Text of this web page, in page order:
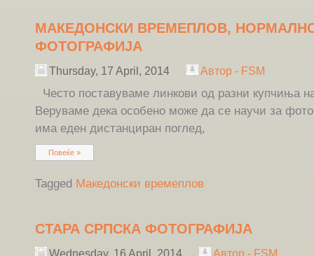
МАКЕДОНСКИ ВРЕМЕПЛОВ,
ФОТОГРАФИЈА
Thursday, 17 April, 2014 Автор - FSM
Често поставуваме линкови од разни купчиња
Веруваме дека особено може да се научи за
има еден дистанциран поглед,
Повеќе »
Tagged Македонски времеплов
СТАРА СРПСКА ФОТОГРАФИЈА
Wednesday, 16 April, 2014 Автор - FSM